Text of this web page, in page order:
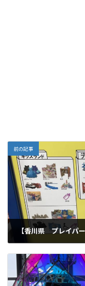
前の記事